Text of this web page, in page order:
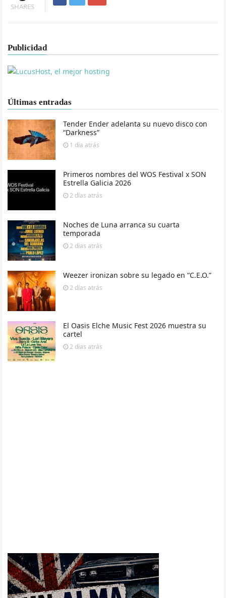
SHARES
Publicidad
Últimas entradas
Tender Ender adelanta su nuevo disco con
“Darkness”
1 día atrás
Primeros nombres del WOS Festival x SON
Estrella Galicia 2026
2 días atrás
Noches de Luna arranca su cuarta
temporada
2 días atrás
Weezer ironizan sobre su legado en “C.E.O.”
2 días atrás
El Oasis Elche Music Fest 2026 muestra su
cartel
2 días atrás